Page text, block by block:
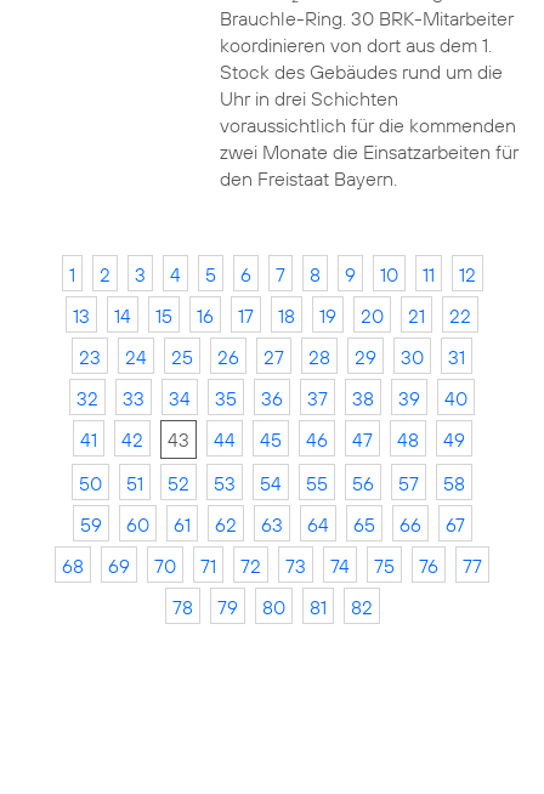
Brauchle-Ring. 30 BRK-Mitarbeiter
koordinieren von dort aus dem 1.
Stock des Gebäudes rund um die
Uhr in drei Schichten
voraussichtlich für die kommenden
zwei Monate die Einsatzarbeiten für
den Freistaat Bayern.
1 2 3 4 5 6 7 8 9 10 11
12
13
14 15 16 17 18 19 20 21
22
23
24 25 26 27 28 29 30
31
32
33 34 35 36 37 38 39
40
41
42 43 44 45 46 47 48
49
50
51 52 53 54 55 56 57
58
59
60 61 62 63 64 65 66
67
68
69 70 71 72 73 74 75 76
77
78
79 80 81 82